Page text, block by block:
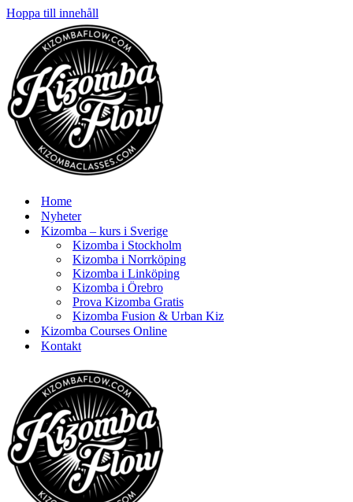
Hoppa till innehåll
Home
Nyheter
Kizomba – kurs i Sverige
Kizomba i Stockholm
Kizomba i Norrköping
Kizomba i Linköping
Kizomba i Örebro
Prova Kizomba Gratis
Kizomba Fusion & Urban Kiz
Kizomba Courses Online
Kontakt